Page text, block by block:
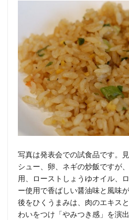
写真は発表会での試食品です。
シュー、卵、ネギの炒飯ですが
用、ローストしょうゆオイル、
ー使用で香ばしい醤油味と風味
後をひくうまみは、肉のエキス
わいをつけ「やみつき感」を演